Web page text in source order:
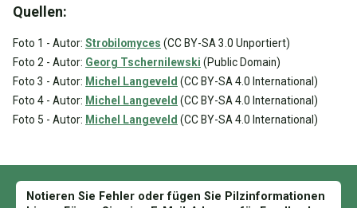
Quellen:
Foto 1 - Autor: Strobilomyces (CC BY-SA 3.0 Unportiert)
Foto 2 - Autor: Georg Tschernilewski (Public Domain)
Foto 3 - Autor: Michel Langeveld (CC BY-SA 4.0 International)
Foto 4 - Autor: Michel Langeveld (CC BY-SA 4.0 International)
Foto 5 - Autor: Michel Langeveld (CC BY-SA 4.0 International)